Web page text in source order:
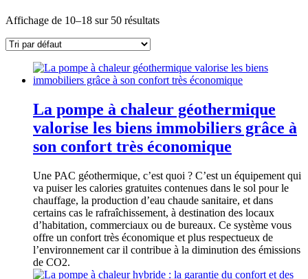
Affichage de 10–18 sur 50 résultats
La pompe à chaleur géothermique
valorise les biens immobiliers grâce à
son confort très économique
Une PAC géothermique, c’est quoi ? C’est un équipement qui
va puiser les calories gratuites contenues dans le sol pour le
chauffage, la production d’eau chaude sanitaire, et dans
certains cas le rafraîchissement, à destination des locaux
d’habitation, commerciaux ou de bureaux. Ce système vous
offre un confort très économique et plus respectueux de
l’environnement car il contribue à la diminution des émissions
de CO2.